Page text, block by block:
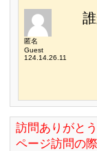
匿名
Guest
124.14.26.11
訪問ありがと
ページ訪問の